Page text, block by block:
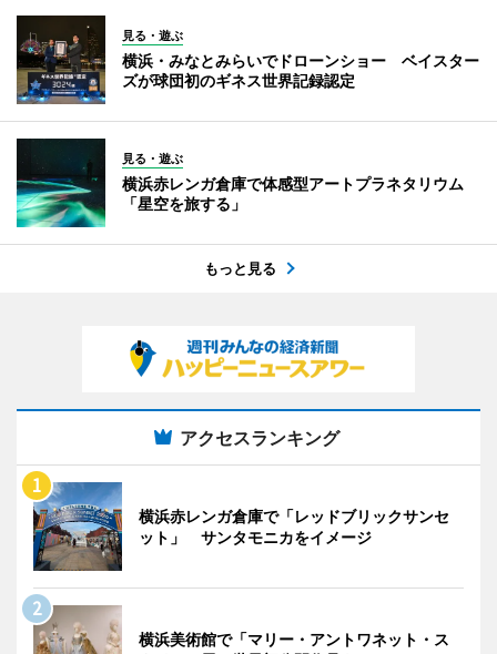
見る・遊ぶ
横浜・みなとみらいでドローンショー ベイスター
ズが球団初のギネス世界記録認定
見る・遊ぶ
横浜赤レンガ倉庫で体感型アートプラネタリウム
「星空を旅する」
もっと見る
アクセスランキング
横浜赤レンガ倉庫で「レッドブリックサンセ
ット」 サンタモニカをイメージ
横浜美術館で「マリー・アントワネット・ス